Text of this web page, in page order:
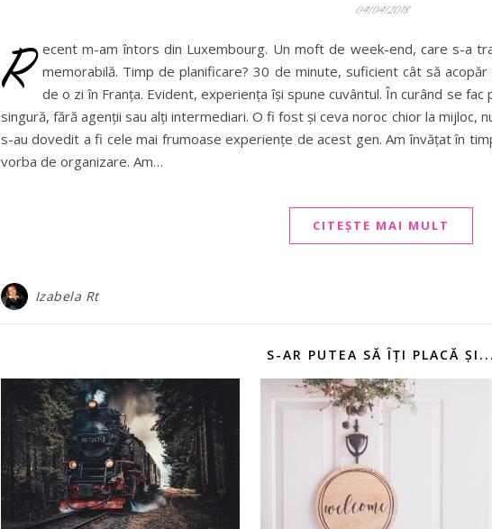
04/04/2018
R ecent m-am întors din Luxembourg. Un moft de week-end, care s-a
memorabilă. Timp de planificare? 30 de minute, suficient cât să
de o zi în Franța. Evident, experiența își spune cuvântul. În curând se
singură, fără agenții sau alți intermediari. O fi fost și ceva noroc chior la mijloc,
s-au dovedit a fi cele mai frumoase experiențe de acest gen. Am învățat în
vorba de organizare. Am…
CITEȘTE MAI MULT
Izabela Rt
S-AR PUTEA SĂ ÎȚI PLACĂ ȘI...